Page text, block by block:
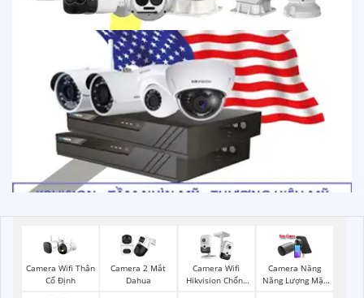
Camera Wifi Thân
Cố Định
Camera 2 Mắt
Dahua
Camera Wifi
Hikvision Chống
Camera Năng
Năng Lượng Mặt